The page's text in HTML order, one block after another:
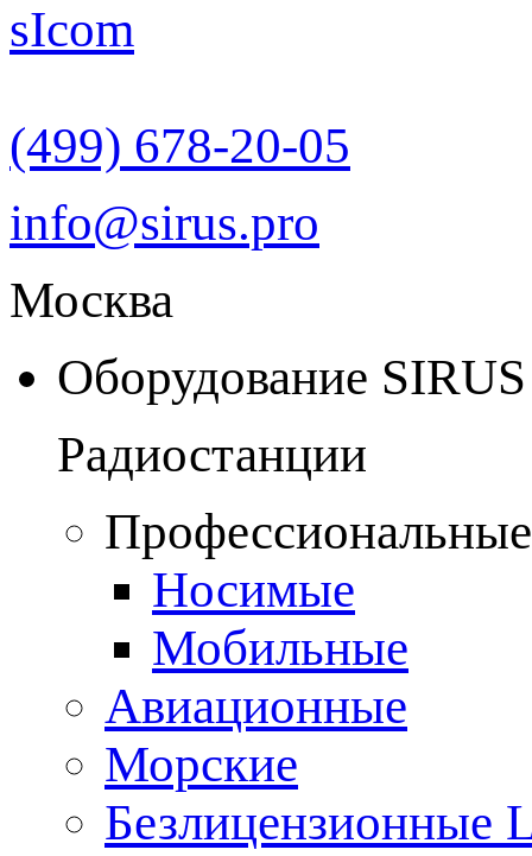
(499) 678-20-05
info@sirus.pro
Москва
Оборудование SIRUS
Радиостанции
Носимые
Мобильные
Авиационные
Морские
Безлицензионные